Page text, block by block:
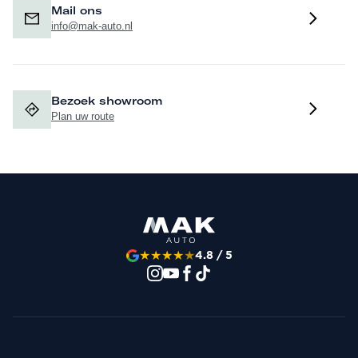
weet u of de aanvraag is goedgekeurd.
aansprakelijk worden gesteld voor eventuele onjuiste
informatie van welke aard dan ook. Is voor u een optie
Mail ons
info@mak-auto.nl
Bezoek showroom
Plan uw route
★★★★★4.8 / 5